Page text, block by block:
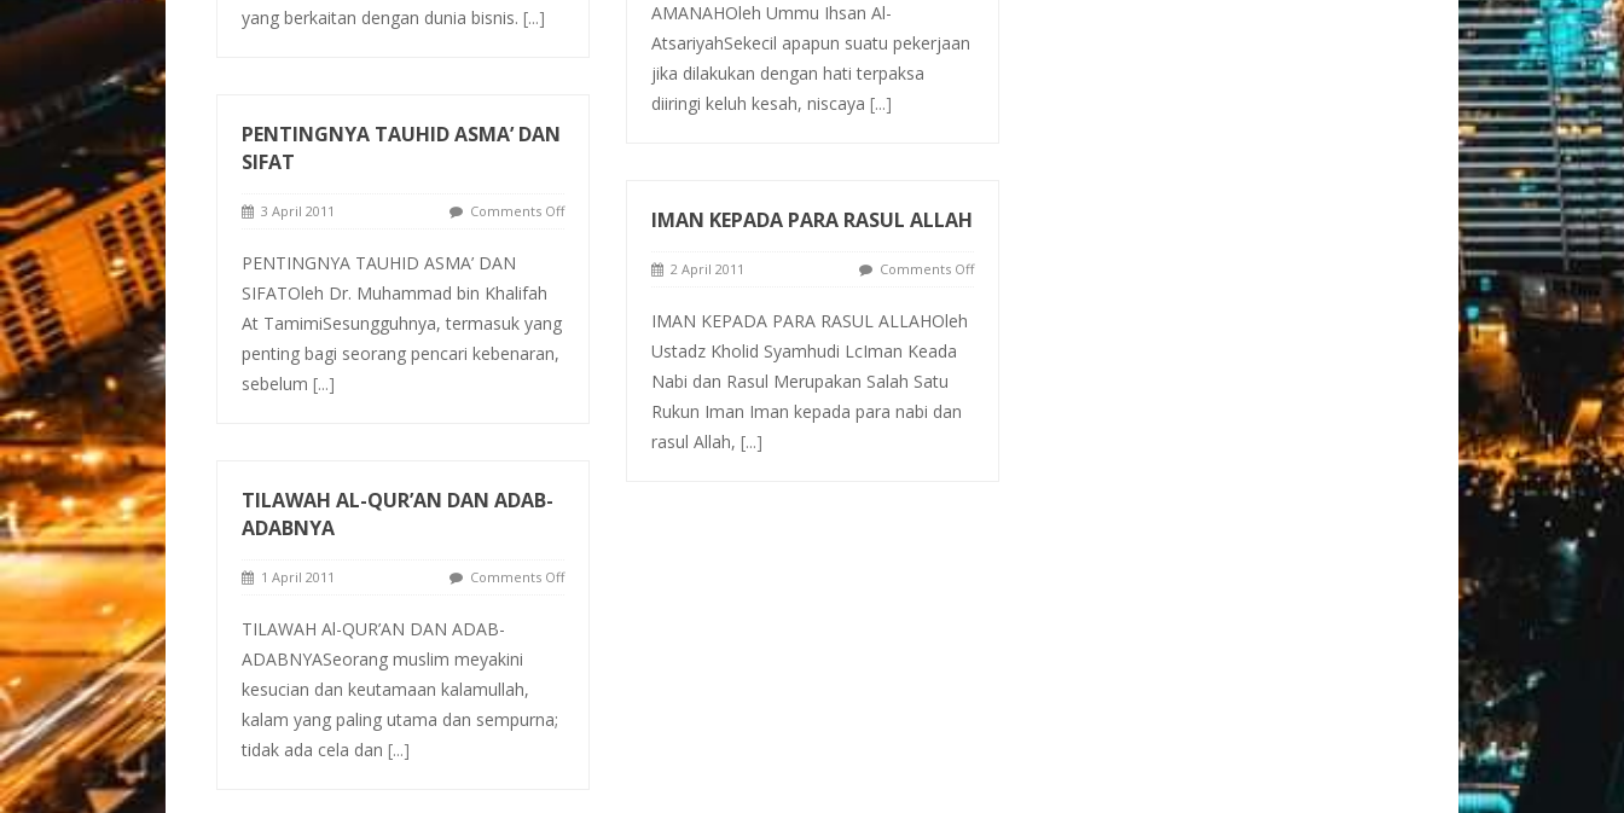
yang berkaitan dengan dunia bisnis. [...]
AMANAHOleh Ummu Ihsan Al-
AtsariyahSekecil apapun suatu pekerjaan
jika dilakukan dengan hati terpaksa
diiringi keluh kesah, niscaya [...]
PENTINGNYA TAUHID ASMA’ DAN
SIFAT
3 April 2011 Comments Off
PENTINGNYA TAUHID ASMA’ DAN
SIFATOleh Dr. Muhammad bin Khalifah
At TamimiSesungguhnya, termasuk yang
penting bagi seorang pencari kebenaran,
sebelum [...]
IMAN KEPADA PARA RASUL ALLAH
2 April 2011 Comments Off
IMAN KEPADA PARA RASUL ALLAHOleh
Ustadz Kholid Syamhudi LcIman Keada
Nabi dan Rasul Merupakan Salah Satu
Rukun Iman Iman kepada para nabi dan
rasul Allah, [...]
TILAWAH AL-QUR’AN DAN ADAB-
ADABNYA
1 April 2011 Comments Off
TILAWAH Al-QUR’AN DAN ADAB-
ADABNYASeorang muslim meyakini
kesucian dan keutamaan kalamullah,
kalam yang paling utama dan sempurna;
tidak ada cela dan [...]